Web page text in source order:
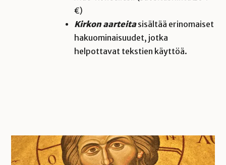
€)
Kirkon aarteitasisältää erinomaiset
hakuominaisuudet, jotka
helpottavat tekstien käyttöä.